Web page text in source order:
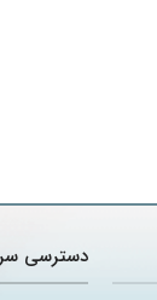
دسترسی